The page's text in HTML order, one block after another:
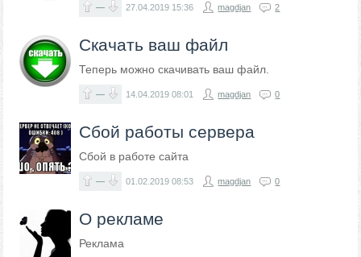
— 27.04.2019 15:36 magdjan 2
Скачать ваш файл
Теперь можно скачивать ваш файл.
— 14.04.201908:01 magdjan 0
Сбой работы сервера
Сбой в работе сайта
— 01.02.201908:53 magdjan 0
О рекламе
Реклама